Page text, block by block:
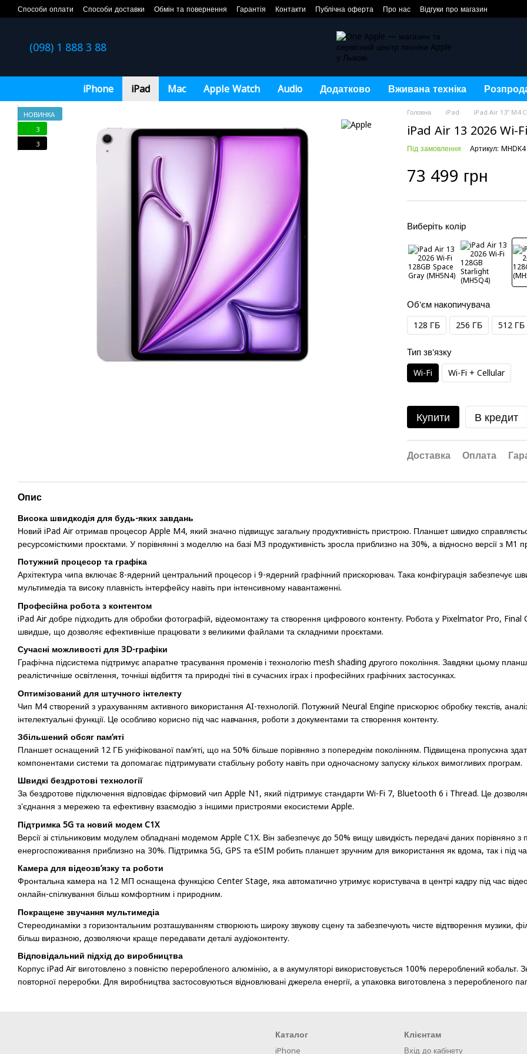
Перейти до основного контенту
Способи оплати Способи доставки Обмін та повернення Гарантія Контакти Публічна оферта Про нас Відгуки про магазин
(098) 1 888 3 88
iPhone iPad Mac Apple Watch Audio Додатково Вживана техніка
НОВИНКА
3
3
Головна iPad iPad Air 13" M4
iPad Air 13 2026 Wi-
Під замовлення Артикул: MHDK4
73 499 грн
Виберіть колір
Об'єм накопичувача
128 ГБ 256 ГБ 512 ГБ
Тип зв'язку
Wi-Fi Wi-Fi + Cellular
Купити В кредит
Доставка Оплата
Опис
Висока швидкодія для будь-яких завдань
Новий iPad Air отримав процесор Apple M4, який значно підвищує загальну продуктивність пристрою. Планшет швидко
ресурсомісткими проєктами. У порівнянні з моделлю на базі M3 продуктивність зросла приблизно на 30%, а відносно версії з M1
Потужний процесор та графіка
Архітектура чипа включає 8-ядерний центральний процесор і 9-ядерний графічний прискорювач. Така конфігурація забезпечує
мультимедіа та високу плавність інтерфейсу навіть при інтенсивному навантаженні.
Професійна робота з контентом
iPad Air добре підходить для обробки фотографій, відеомонтажу та створення цифрового контенту. Робота у Pixelmator Pro, Final
швидше, що дозволяє ефективніше працювати з великими файлами та складними проєктами.
Сучасні можливості для 3D-графіки
Графічна підсистема підтримує апаратне трасування променів і технологію mesh shading другого покоління. Завдяки цьому
реалістичніше освітлення, точніші відбиття та природні тіні в сучасних іграх і професійних графічних застосунках.
Оптимізований для штучного інтелекту
Чип M4 створений з урахуванням активного використання AI-технологій. Потужний Neural Engine прискорює обробку текстів,
інтелектуальні функції. Це особливо корисно під час навчання, роботи з документами та створення контенту.
Збільшений обсяг пам’яті
Планшет оснащений 12 ГБ уніфікованої пам’яті, що на 50% більше порівняно з попереднім поколінням. Підвищена пропускна
компонентами системи та допомагає підтримувати стабільну роботу навіть при одночасному запуску кількох вимогливих програм.
Швидкі бездротові технології
За бездротове підключення відповідає фірмовий чип Apple N1, який підтримує стандарти Wi-Fi 7, Bluetooth 6 і Thread. Це
з'єднання з мережею та ефективну взаємодію з іншими пристроями екосистеми Apple.
Підтримка 5G та новий модем C1X
Версії зі стільниковим модулем обладнані модемом Apple C1X. Він забезпечує до 50% вищу швидкість передачі даних порівняно
енергоспоживання приблизно на 30%. Підтримка 5G, GPS та eSIM робить планшет зручним для використання як вдома, так і під
Камера для відеозв’язку та роботи
Фронтальна камера на 12 МП оснащена функцією Center Stage, яка автоматично утримує користувача в центрі кадру під час
онлайн-спілкування більш комфортним і природним.
Покращене звучання мультимедіа
Стереодинаміки з горизонтальним розташуванням створюють широку звукову сцену та забезпечують чисте відтворення музики,
більш виразною, дозволяючи краще передавати деталі аудіоконтенту.
Відповідальний підхід до виробництва
Корпус iPad Air виготовлено з повністю переробленого алюмінію, а в акумуляторі використовується 100% перероблений
повторної переробки. Для виробництва застосовуються відновлювані джерела енергії, а упаковка виготовлена з переробленого
Каталог
iPhone
Клієнтам
Вхід до кабінету